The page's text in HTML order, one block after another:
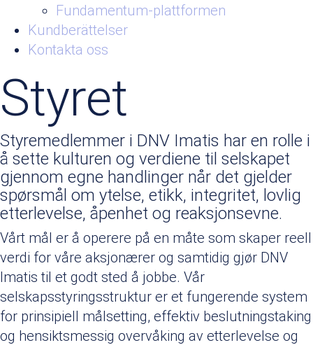
Fundamentum-plattformen
Kundberättelser
Kontakta oss
Styret
Styremedlemmer i DNV Imatis har en rolle i
å sette kulturen og verdiene til selskapet
gjennom egne handlinger når det gjelder
spørsmål om ytelse, etikk, integritet, lovlig
etterlevelse, åpenhet og reaksjonsevne.
Vårt mål er å operere på en måte som skaper reell
verdi for våre aksjonærer og samtidig gjør DNV
Imatis til et godt sted å jobbe. Vår
selskapsstyringsstruktur er et fungerende system
for prinsipiell målsetting, effektiv beslutningstaking
og hensiktsmessig overvåking av etterlevelse og